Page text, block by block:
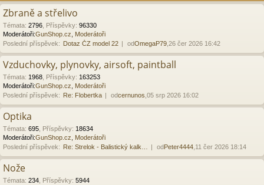
Zbraně a střelivo
Témata: 2796 Příspěvky: 96330
Moderátoři:GunShop.cz
Moderátoři
Poslední příspěvek: Dotaz ČZ model 22 odOmegaP79 ,26 čer 2026 16:42
Vzduchovky, plynovky, airsoft, paintball
Témata: 1968 Příspěvky: 163253
Moderátoři:GunShop.cz
Moderátoři
Poslední příspěvek: Re: Flobertka odcernunos ,05 srp 2026 16:02
Optika
Témata: 695 Příspěvky: 18634
Moderátoři:GunShop.cz
Moderátoři
Poslední příspěvek: Re: Strelok - Balistický kalk… odPeter4444 ,11 čer 2026 18:14
Nože
Témata: 234 Příspěvky: 5944